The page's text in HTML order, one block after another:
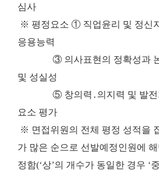
심사
※ 평정요소 ① 직업윤리 및 정신
응용능력
③ 의사표현의 정확성과 논
및 성실성
⑤ 창의력․의지력 및 발전가
요소 평가
※ 면접위원의 전체 평정 성적을
가 많은 순으로 선발예정인원에
정함(‘상’의 개수가 동일한 경우 ‘